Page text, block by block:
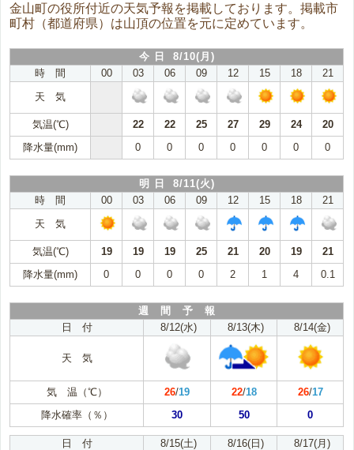
金山町の役所付近の天気予報を掲載しております。掲載市
町村（都道府県）は山頂の位置を元に定めています。
今 日 8/10(月)
時 間
00 03 06 09 12 15 18
21
天 気
気温(℃) 22 22 25 27 29 24
20
降水量(mm)
0 0 0 0 0 0 0
明 日 8/11(火)
時 間
00 03 06 09 12 15 18
21
天 気
気温(℃) 19 19 19 25 21 20 19
21
降水量(mm)
0 0 0 0 2 1 4 0.1
週 間 予 報
日 付
8/12(水) 8/13(木) 8/14(金)
天 気
気 温（℃） 26/19 22/18 26/17
降水確率（％）
30 50 0
日 付 8/15(土) 8/16(日) 8/17(月)